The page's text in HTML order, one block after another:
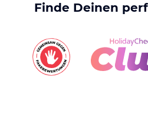
Finde Deinen